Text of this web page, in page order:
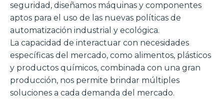
seguridad, diseñamos máquinas y componentes
aptos para el uso de las nuevas políticas de
automatización industrial y ecológica.
La capacidad de interactuar con necesidades
específicas del mercado, como alimentos, plásticos
y productos químicos, combinada con una gran
producción, nos permite brindar múltiples
soluciones a cada demanda del mercado.